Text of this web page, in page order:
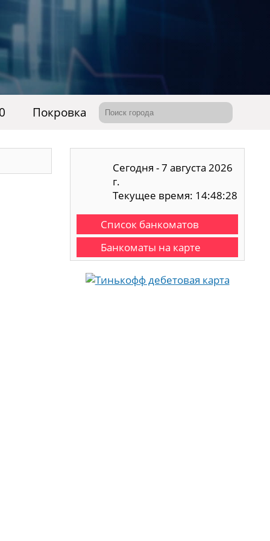
Покровка
Сегодня - 7 августа 2026
г.
Текущее время: 14:48:29
Список банкоматов
Банкоматы на карте